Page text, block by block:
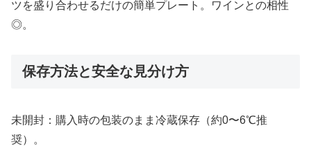
ツを盛り合わせるだけの簡単プレート。ワインとの相性
◎。
保存方法と安全な見分け方
未開封：購入時の包装のまま冷蔵保存（約0〜6℃推
奨）。